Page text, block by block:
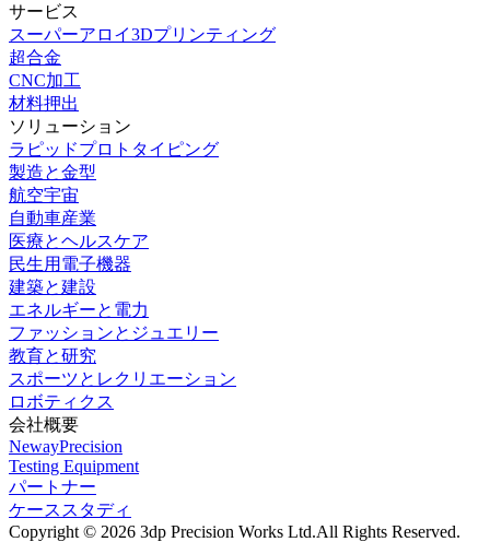
サービス
スーパーアロイ3Dプリンティング
超合金
CNC加工
材料押出
ソリューション
ラピッドプロトタイピング
製造と金型
航空宇宙
自動車産業
医療とヘルスケア
民生用電子機器
建築と建設
エネルギーと電力
ファッションとジュエリー
教育と研究
スポーツとレクリエーション
ロボティクス
会社概要
NewayPrecision
Testing Equipment
パートナー
ケーススタディ
Copyright © 2026 3dp Precision Works Ltd.All Rights Reserved.